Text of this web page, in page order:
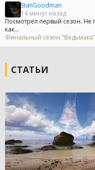
StanGoodman
14 минут назад
Посмотрел первый сезон. Не
как...
Финальный сезон
СТАТЬИ